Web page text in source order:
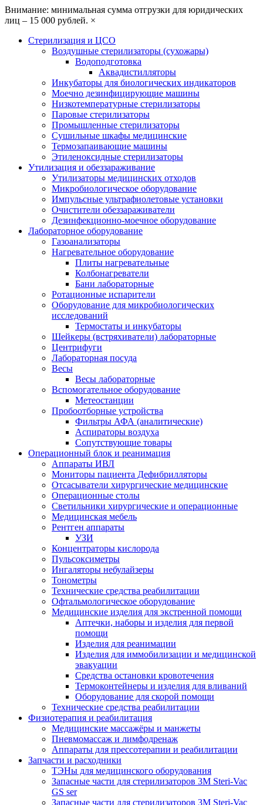
Внимание: минимальная сумма отгрузки для юридических
лиц – 15 000 рублей. ×
Стерилизация и ЦСО
Воздушные стерилизаторы (сухожары)
Водоподготовка
Аквадистилляторы
Инкубаторы для биологических индикаторов
Моечно дезинфицирующие машины
Низкотемпературные стерилизаторы
Паровые стерилизаторы
Промышленные стерилизаторы
Сушильные шкафы медицинские
Термозапаивающие машины
Этиленоксидные стерилизаторы
Утилизация и обеззараживание
Утилизаторы медицинских отходов
Микробиологическое оборудование
Импульсные ультрафиолетовые установки
Очистители обеззараживатели
Дезинфекционно-моечное оборудование
Лабораторное оборудование
Газоанализаторы
Нагревательное оборудование
Плиты нагревательные
Колбонагреватели
Бани лабораторные
Ротационные испарители
Оборудование для микробиологических
исследований
Термостаты и инкубаторы
Шейкеры (встряхиватели) лабораторные
Центрифуги
Лабораторная посуда
Весы
Весы лабораторные
Вспомогательное оборудование
Метеостанции
Пробоотборные устройства
Фильтры АФА (аналитические)
Аспираторы воздуха
Сопутствующие товары
Операционный блок и реанимация
Аппараты ИВЛ
Мониторы пациента Дефибрилляторы
Отсасыватели хирургические медицинские
Операционные столы
Светильники хирургические и операционные
Медицинская мебель
Рентген аппараты
УЗИ
Концентраторы кислорода
Пульсоксиметры
Ингаляторы небулайзеры
Тонометры
Технические средства реабилитации
Офтальмологическое оборудование
Медицинские изделия для экстренной помощи
Аптечки, наборы и изделия для первой
помощи
Изделия для реанимации
Изделия для иммобилизации и медицинской
эвакуации
Средства остановки кровотечения
Термоконтейнеры и изделия для вливаний
Оборудование для скорой помощи
Технические средства реабилитации
Физиотерапия и реабилитация
Медицинские массажёры и манжеты
Пневмомассаж и лимфодренаж
Аппараты для прессотерапии и реабилитации
Запчасти и расходники
ТЭНы для медицинского оборудования
Запасные части для стерилизаторов 3M Steri-Vac
GS ser
Запасные части для стерилизаторов 3М Steri-Vac